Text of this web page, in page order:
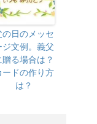
の日のメッセ
ジ文例。義父
贈る場合は？
ードの作り方
は？